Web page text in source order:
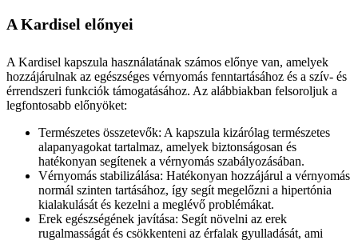
A Kardisel előnyei
A Kardisel kapszula használatának számos előnye van, amelyek
hozzájárulnak az egészséges vérnyomás fenntartásához és a szív- és
érrendszeri funkciók támogatásához. Az alábbiakban felsoroljuk a
legfontosabb előnyöket:
Természetes összetevők: A kapszula kizárólag természetes
alapanyagokat tartalmaz, amelyek biztonságosan és
hatékonyan segítenek a vérnyomás szabályozásában.
Vérnyomás stabilizálása: Hatékonyan hozzájárul a vérnyomás
normál szinten tartásához, így segít megelőzni a hipertónia
kialakulását és kezelni a meglévő problémákat.
Erek egészségének javítása: Segít növelni az erek
rugalmasságát és csökkenteni az érfalak gyulladását, ami